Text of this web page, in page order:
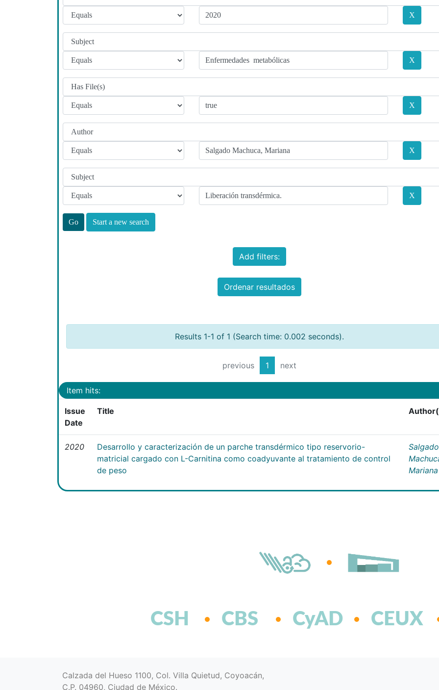
Start a new search
Add filters:
Ordenar resultados
Results 1-1 of 1 (Search time: 0.002 seconds).
previous 1 next
Item hits:
Issue
Date
Title
2020
Desarrollo y caracterización de un parche transdérmico tipo reservorio-
matricial cargado con L-Carnitina como coadyuvante al tratamiento de control
de peso
Salgado
Mariana
CSH CBS CyAD CEUX
Calzada del Hueso 1100, Col. Villa Quietud, Coyoacán,
C.P. 04960, Ciudad de México.